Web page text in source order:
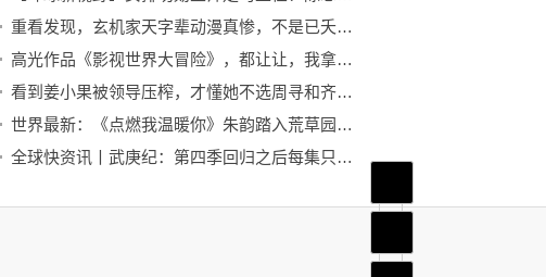
重看发现，玄机家天字辈动漫真惨，不是已夭折就是被搁置
高光作品《影视世界大冒险》，都让让，我拿的才是主角剧本
看到姜小果被领导压榨，才懂她不选周寻和齐颂在一起的真正原因 每日热点
世界最新：《点燃我温暖你》朱韵踏入荒草园，孤独的李峋从此拥有了长明灯
全球快资讯丨武庚纪：第四季回归之后每集只剩13分钟？玄机真是越来越敷衍了！